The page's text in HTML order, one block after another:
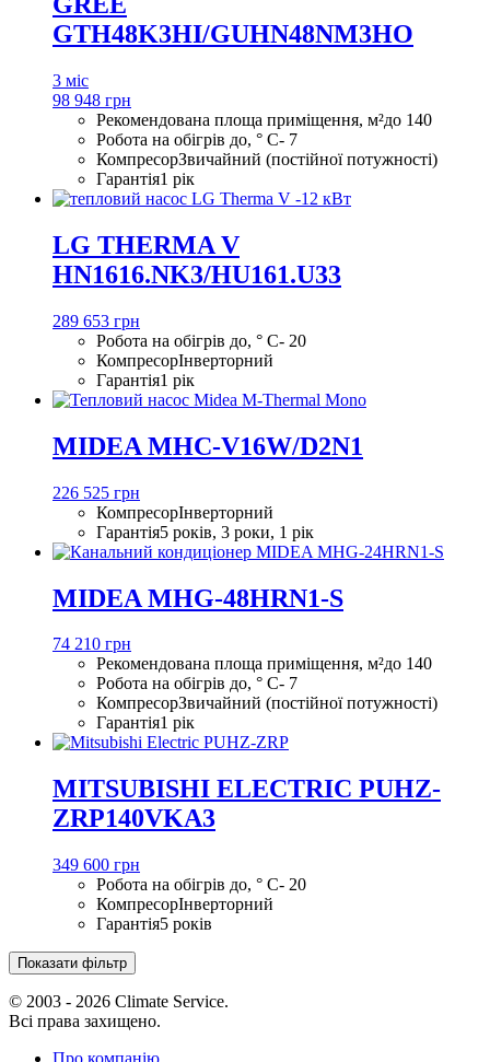
GTH48K3HI/GUHN48NM3HO
3 міс
98 948 грн
Рекомендована площа приміщення, м²до 140
Робота на обігрів до, ° С- 7
КомпресорЗвичайний (постійної потужності)
Гарантія1 рік
LG THERMA V
HN1616.NK3/HU161.U33
289 653 грн
Робота на обігрів до, ° С- 20
КомпресорІнверторний
Гарантія1 рік
MIDEA MHC-V16W/D2N1
226 525 грн
КомпресорІнверторний
Гарантія5 років, 3 роки, 1 рік
MIDEA MHG-48HRN1-S
74 210 грн
Рекомендована площа приміщення, м²до 140
Робота на обігрів до, ° С- 7
КомпресорЗвичайний (постійної потужності)
Гарантія1 рік
MITSUBISHI ELECTRIC PUHZ-
ZRP140VKA3
349 600 грн
Робота на обігрів до, ° С- 20
КомпресорІнверторний
Гарантія5 років
Показати фільтр
© 2003 - 2026 Climate Service.
Всі права захищено.